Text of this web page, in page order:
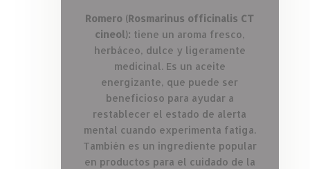
Romero (Rosmarinus officinalis CT
cineol): tiene un aroma fresco,
herbáceo, dulce y ligeramente
medicinal. Es un aceite
energizante, que puede ser
beneficioso para ayudar a
restablecer el estado de alerta
mental cuando experimenta fatiga.
También es un ingrediente popular
en productos para el cuidado de la